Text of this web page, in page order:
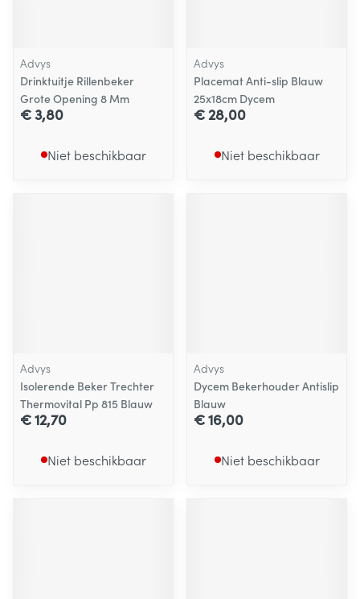
Advys
Drinktuitje Rillenbeker
Grote Opening 8 Mm
€ 3,80
Niet beschikbaar
Advys
Placemat Anti-slip Blauw
25x18cm Dycem
€ 28,00
Niet beschikbaar
Advys
Isolerende Beker Trechter
Thermovital Pp 815 Blauw
€ 12,70
Niet beschikbaar
Advys
Dycem Bekerhouder Antislip
Blauw
€ 16,00
Niet beschikbaar